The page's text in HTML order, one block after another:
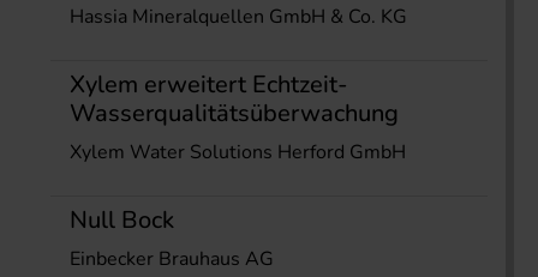
Hassia Mineralquellen GmbH & Co. KG
Xylem erweitert Echtzeit-
Wasserqualitätsüberwachung
Xylem Water Solutions Herford GmbH
Null Bock
Einbecker Brauhaus AG